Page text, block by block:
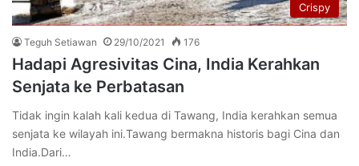
Crispy
Teguh Setiawan 29/10/2021 176
Hadapi Agresivitas Cina, India Kerahkan
Senjata ke Perbatasan
Tidak ingin kalah kali kedua di Tawang, India kerahkan semua
senjata ke wilayah ini.Tawang bermakna historis bagi Cina dan
India.Dari…